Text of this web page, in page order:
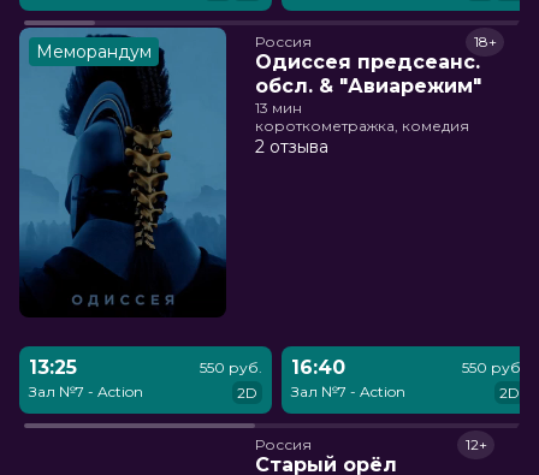
Меморандум Россия
Одиссея предсеанс.
обсл. & "Авиарежим"
18+
13 мин
короткометражка, комедия
2 отзыва
13:25
Зал №7 - Action
550 руб.
2D
16:40
Зал №7 - Action
550 руб.
2D
Россия
Старый орёл
12+